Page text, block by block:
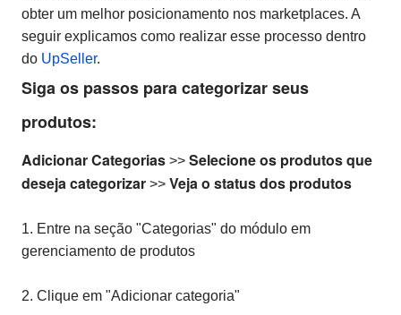
obter um melhor posicionamento nos marketplaces. A
seguir explicamos como realizar esse processo dentro
do UpSeller.
Siga os passos para categorizar seus
produtos:
Adicionar Categorias >> Selecione os produtos que
deseja categorizar >> Veja o status dos produtos
1. Entre na seção "Categorias" do módulo em
gerenciamento de produtos
2. Clique em "Adicionar categoria"